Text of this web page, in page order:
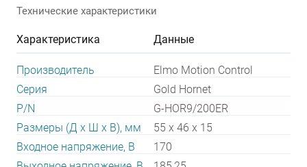
Технические характеристики
Характеристика Данные
Производитель
Elmo Motion Control
Серия
Gold Hornet
P/N
G-HOR9/200ER
Размеры (Д х Ш х В), мм
55 x 46 x 15
Входное напряжение, В
170